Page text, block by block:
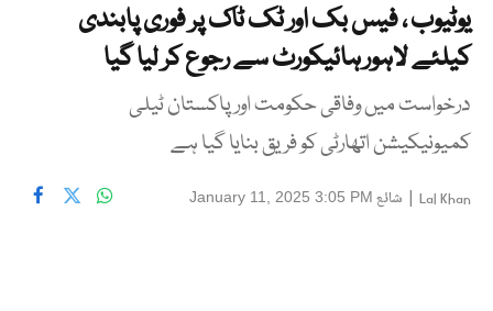
یوٹیوب ، فیس بک اور ٹک ٹاک پر فوری پابندی
کیلئے لاہور ہائیکورٹ سے رجوع کر لیا گیا
درخواست میں وفاقی حکومت اور پاکستان ٹیلی
کمیونیکیشن اتھارٹی کو فریق بنایا گیا ہے
Lal Khan
| شائع January 11, 2025 3:05 PM